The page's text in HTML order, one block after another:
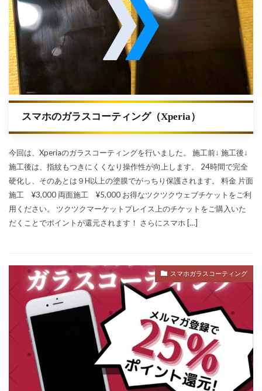
スマホのガラスコーティング（Xperia）
今回は、Xperiaのガラスコーティングを行いました。 施工前↓ 施工後↓
施工後は、指紋もつきにくくなり操作性が向上します。 24時間で完全
硬化し、そのあとは９H以上の塗膜でがっちり保護されます。 料金 片面
施工 ¥3,000 両面施工 ¥5,000 お得なツクツクウェブチケットをご利
用ください。 ツクツクマーケットプレイス上のチケットをご購入いた
だくことでポイントが還元されます！ さらにスマホ […]
スマホガラスコーティング